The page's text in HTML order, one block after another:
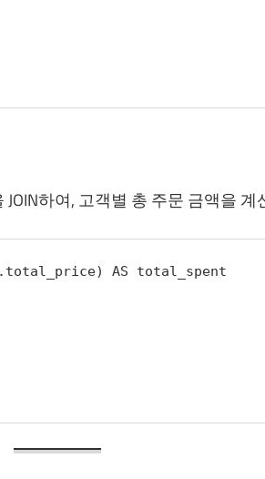
JOIN하여, 고객별 총 주문 금액을 계
AS total_spent